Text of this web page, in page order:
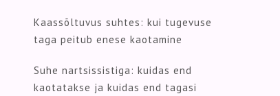
Kaassõltuvus suhtes: kui tugevuse
taga peitub enese kaotamine
Suhe nartsissistiga: kuidas end
kaotatakse ja kuidas end tagasi